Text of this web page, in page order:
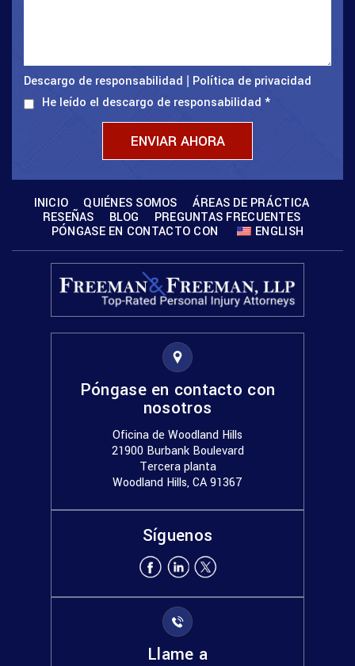
Descargo de responsabilidad
Política de privacidad
He leído el descargo de responsabilidad *
INICIO QUIÉNES SOMOS
ÁREAS DE PRÁCTICA
RESEÑAS
BLOG
PREGUNTAS FRECUENTES
PÓNGASE EN CONTACTO CON
ENGLISH
Póngase en contacto con
nosotros
Oficina de Woodland Hills
21900 Burbank Boulevard
Tercera planta
Woodland Hills, CA 91367
Síguenos
Llame a